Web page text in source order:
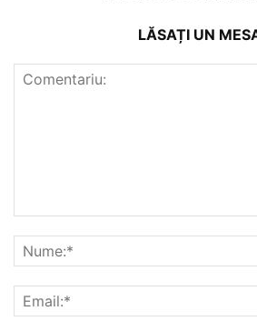
LĂSAȚI UN